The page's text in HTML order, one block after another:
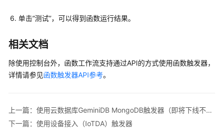
用
计
服
务
（CTS）
器
单击“测试”，可以得到函数运行结果。
相关文档
除使用控制台外，函数工作流支持通过API的方式使用函数触发器，
详情请参见函数触发器API参考。
上一篇：使用云数据库GeminiDB MongoDB触发器（即将下线不建议使用）
下一篇：使用设备接入（IoTDA）触发器